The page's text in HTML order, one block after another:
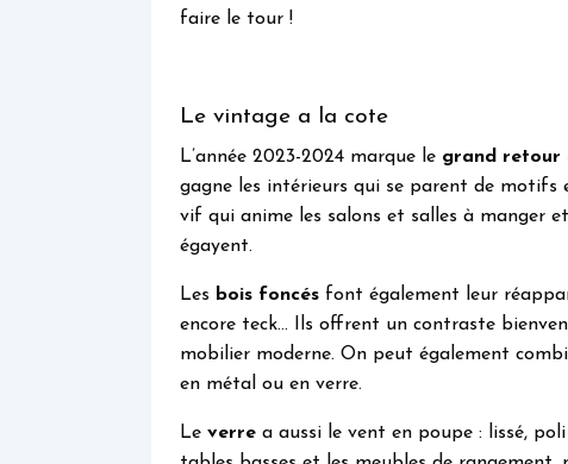
faire le tour !
Le vintage a la cote
L’année 2023-2024 marque le grand retour
gagne les intérieurs qui se parent de motifs
vif qui anime les salons et salles à manger
égayent.
Les bois foncés font également leur
encore teck… Ils offrent un contraste
mobilier moderne. On peut également
en métal ou en verre.
Le verre a aussi le vent en poupe : lissé,